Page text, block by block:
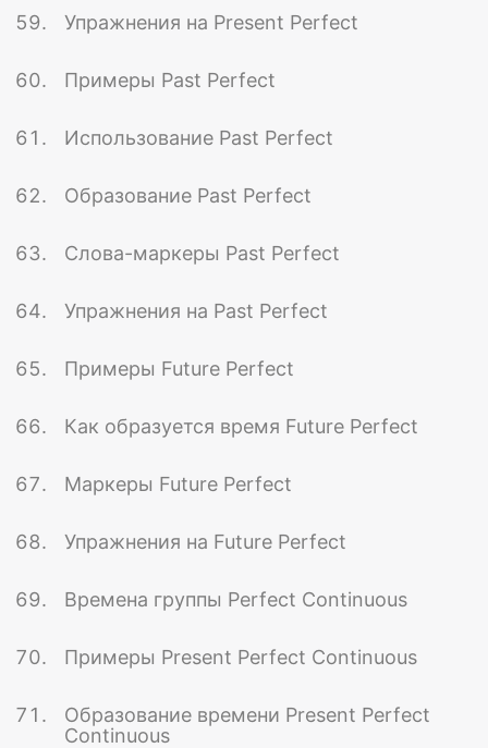
Упражнения на Present Perfect
Примеры Past Perfect
Использование Past Perfect
Образование Past Perfect
Слова-маркеры Past Perfect
Упражнения на Past Perfect
Примеры Future Perfect
Как образуется время Future Perfect
Маркеры Future Perfect
Упражнения на Future Perfect
Времена группы Perfect Continuous
Примеры Present Perfect Continuous
Образование времени Present Perfect
Continuous